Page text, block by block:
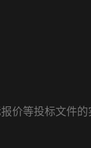
价等投标文件的